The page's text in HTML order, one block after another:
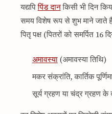
यद्यपिपिंड दानकिसी भी दिन
समय विशेष रूप से शुभ माने जाते
पितृ पक्ष (पितरों को समर्पित 16
अमावस्या(अमावस्या तिथि)
मकर संक्रांति, कार्तिक
सूर्य ग्रहण या चंद्र ग्रहण के